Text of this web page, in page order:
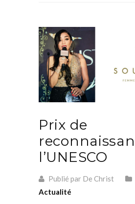
Prix de
l’UNESCO
Publié par De Christ
Actualité